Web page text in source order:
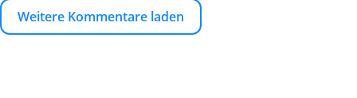
Weitere Kommentare laden